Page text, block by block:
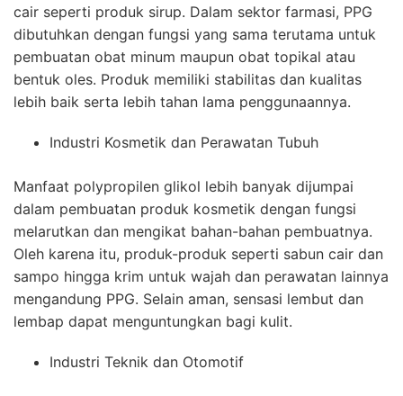
cair seperti produk sirup. Dalam sektor farmasi, PPG
dibutuhkan dengan fungsi yang sama terutama untuk
pembuatan obat minum maupun obat topikal atau
bentuk oles. Produk memiliki stabilitas dan kualitas
lebih baik serta lebih tahan lama penggunaannya.
Industri Kosmetik dan Perawatan Tubuh
Manfaat polypropilen glikol lebih banyak dijumpai
dalam pembuatan produk kosmetik dengan fungsi
melarutkan dan mengikat bahan-bahan pembuatnya.
Oleh karena itu, produk-produk seperti sabun cair dan
sampo hingga krim untuk wajah dan perawatan lainnya
mengandung PPG. Selain aman, sensasi lembut dan
lembap dapat menguntungkan bagi kulit.
Industri Teknik dan Otomotif